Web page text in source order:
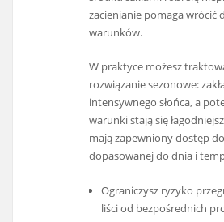
zacienianie pomaga wrócić
warunków.
W praktyce możesz
rozwiązanie sezonowe:
intensywnego słońca, a
warunki stają się
mają zapewniony dostęp
dopasowanej do dnia i
Ograniczysz ryzyko
liści od bezpośrednich